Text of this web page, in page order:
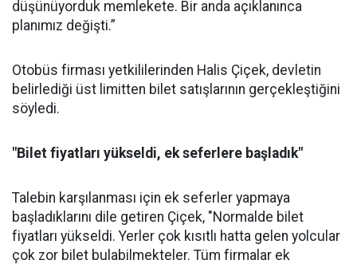
düşünüyorduk memlekete. Bir anda açıklanınca
planımız değişti.”
Otobüs firması yetkililerinden Halis Çiçek, devletin
belirlediği üst limitten bilet satışlarının gerçekleştiğini
söyledi.
"Bilet fiyatları yükseldi, ek seferlere başladık"
Talebin karşılanması için ek seferler yapmaya
başladıklarını dile getiren Çiçek, "Normalde bilet
fiyatları yükseldi. Yerler çok kısıtlı hatta gelen yolcular
çok zor bilet bulabilmekteler. Tüm firmalar ek